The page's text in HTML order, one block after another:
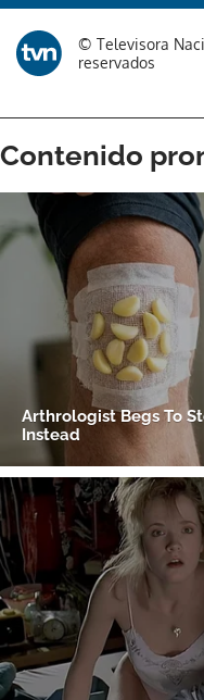
© Televisora
reservados